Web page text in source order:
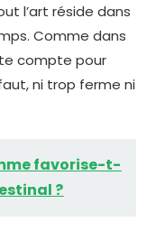
l’art réside dans
Comme dans
compte pour
ni trop ferme ni
favorise-t-
?